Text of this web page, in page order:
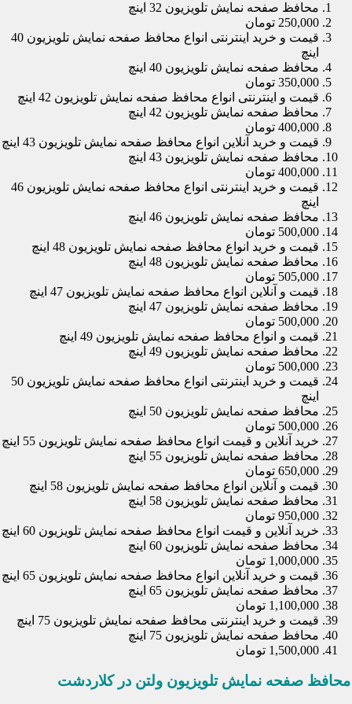
محافظ صفحه نمایش تلویزیون 32 اینچ
250,000 تومان
قیمت و خرید اینترنتی انواع محافظ صفحه نمایش تلویزیون 40
اینچ
محافظ صفحه نمایش تلویزیون 40 اینچ
350,000 تومان
قیمت و اینترنتی انواع محافظ صفحه نمایش تلویزیون 42 اینچ
محافظ صفحه نمایش تلویزیون 42 اینچ
400,000 تومان
قیمت و خرید آنلاین انواع محافظ صفحه نمایش تلویزیون 43 اینچ
محافظ صفحه نمایش تلویزیون 43 اینچ
400,000 تومان
قیمت و خرید اینترنتی انواع محافظ صفحه نمایش تلویزیون 46
اینچ
محافظ صفحه نمایش تلویزیون 46 اینچ
500,000 تومان
قیمت و خرید انواع محافظ صفحه نمایش تلویزیون 48 اینچ
محافظ صفحه نمایش تلویزیون 48 اینچ
505,000 تومان
قیمت و آنلاین انواع محافظ صفحه نمایش تلویزیون 47 اینچ
محافظ صفحه نمایش تلویزیون 47 اینچ
500,000 تومان
قیمت و انواع محافظ صفحه نمایش تلویزیون 49 اینچ
محافظ صفحه نمایش تلویزیون 49 اینچ
500,000 تومان
قیمت و خرید اینترنتی انواع محافظ صفحه نمایش تلویزیون 50
اینچ
محافظ صفحه نمایش تلویزیون 50 اینچ
500,000 تومان
خرید آنلاین و قیمت انواع محافظ صفحه نمایش تلویزیون 55 اینچ
محافظ صفحه نمایش تلویزیون 55 اینچ
650,000 تومان
قیمت و آنلاین انواع محافظ صفحه نمایش تلویزیون 58 اینچ
محافظ صفحه نمایش تلویزیون 58 اینچ
950,000 تومان
خرید آنلاین و قیمت انواع محافظ صفحه نمایش تلویزیون 60 اینچ
محافظ صفحه نمایش تلویزیون 60 اینچ
1,000,000 تومان
قیمت و خرید آنلاین انواع محافظ صفحه نمایش تلویزیون 65 اینچ
محافظ صفحه نمایش تلویزیون 65 اینچ
1,100,000 تومان
قیمت و خرید اینترنتی محافظ صفحه نمایش تلویزیون 75 اینچ
محافظ صفحه نمایش تلویزیون 75 اینچ
1,500,000 تومان
محافظ صفحه نمایش تلویزیون ولتن در کلاردشت